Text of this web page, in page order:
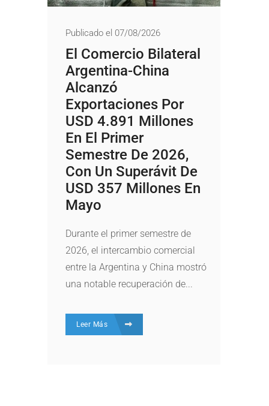
Publicado el 07/08/2026
El Comercio Bilateral
Argentina-China
Alcanzó
Exportaciones Por
USD 4.891 Millones
En El Primer
Semestre De 2026,
Con Un Superávit De
USD 357 Millones En
Mayo
Durante el primer semestre de
2026, el intercambio comercial
entre la Argentina y China mostró
una notable recuperación de...
Leer Más